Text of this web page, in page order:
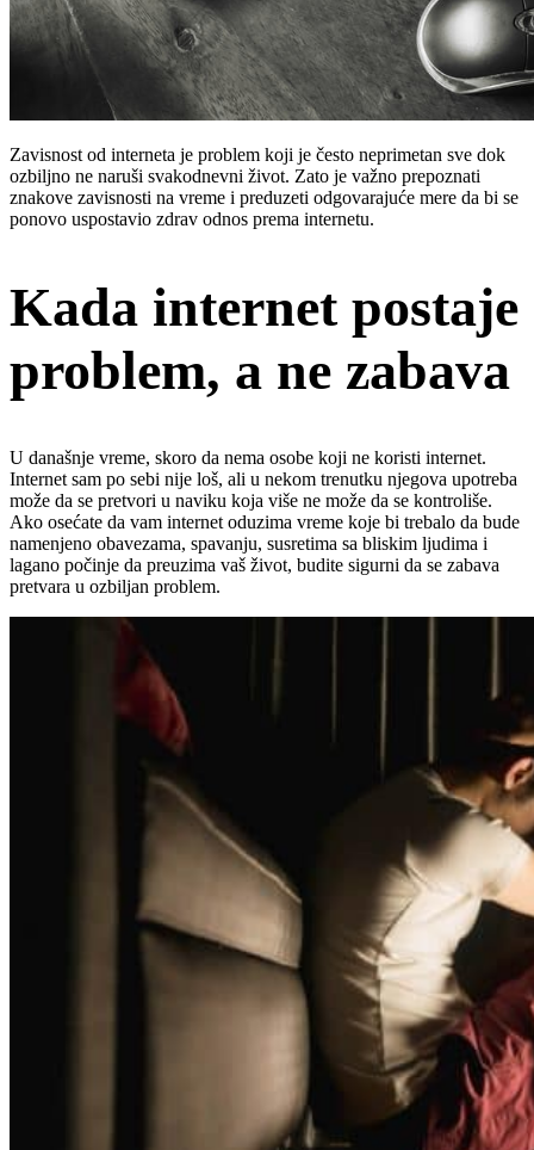
Zavisnost od interneta je problem koji je često neprimetan sve dok
ozbiljno ne naruši svakodnevni život. Zato je važno prepoznati
znakove zavisnosti na vreme i preduzeti odgovarajuće mere da bi se
ponovo uspostavio zdrav odnos prema internetu.
Kada internet postaje
problem, a ne zabava
U današnje vreme, skoro da nema osobe koji ne koristi internet.
Internet sam po sebi nije loš, ali u nekom trenutku njegova upotreba
može da se pretvori u naviku koja više ne može da se kontroliše.
Ako osećate da vam internet oduzima vreme koje bi trebalo da bude
namenjeno obavezama, spavanju, susretima sa bliskim ljudima i
lagano počinje da preuzima vaš život, budite sigurni da se zabava
pretvara u ozbiljan problem.